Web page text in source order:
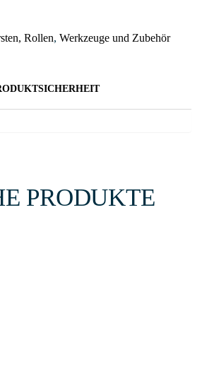
Rollen, Werkzeuge und Zubehör
PRODUKTE